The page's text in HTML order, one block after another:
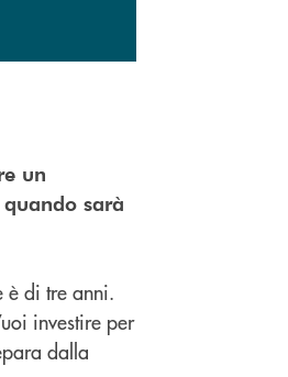
un
sarà
è di tre anni.
investire per
dalla